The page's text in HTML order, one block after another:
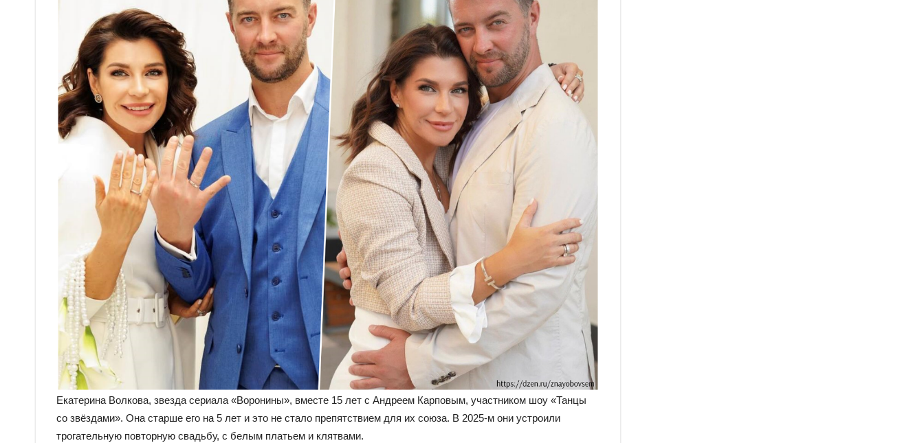
Екатерина Волкова, звезда сериала «Воронины», вместе 15 лет с Андреем Карповым, участником шоу «Танцы
со звёздами». Она старше его на 5 лет и это не стало препятствием для их союза. В 2025-м они устроили
трогательную повторную свадьбу, с белым платьем и клятвами.